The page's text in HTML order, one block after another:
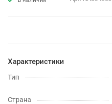
Характеристики
Тип
Страна